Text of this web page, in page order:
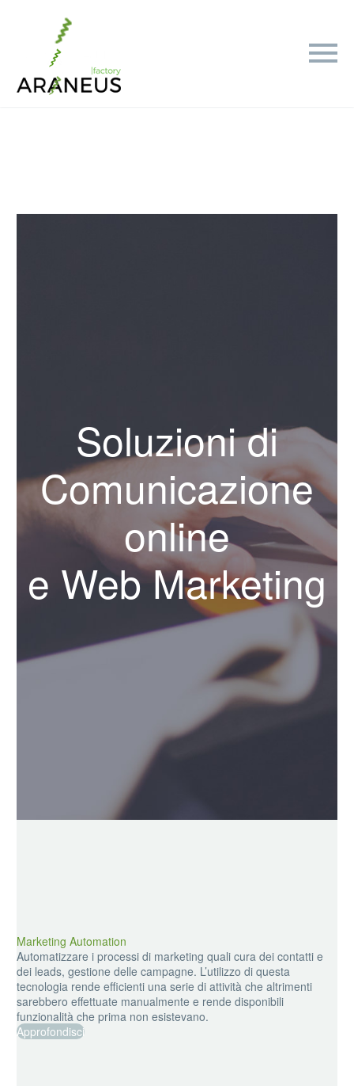
Soluzioni di
Comunicazione
online
e Web Marketing
Marketing Automation
Automatizzare i processi di marketing quali cura dei contatti e
dei leads, gestione delle campagne. L’utilizzo di questa
tecnologia rende efficienti una serie di attività che altrimenti
sarebbero effettuate manualmente e rende disponibili
funzionalità che prima non esistevano.
Approfondisci